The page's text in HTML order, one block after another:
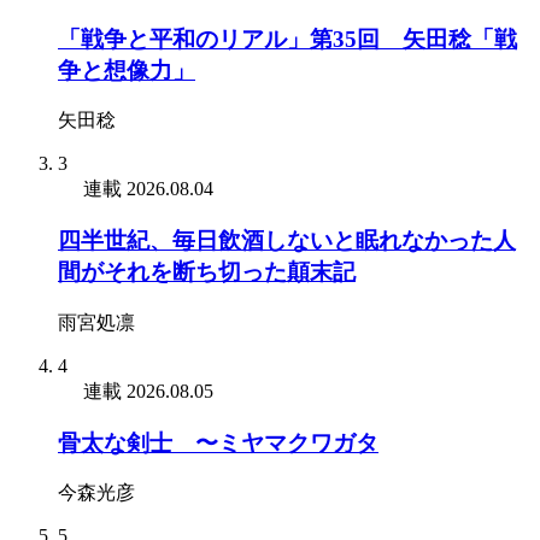
「戦争と平和のリアル」第35回 矢田稔「戦
争と想像力」
矢田稔
3
連載 2026.08.04
四半世紀、毎日飲酒しないと眠れなかった人
間がそれを断ち切った顛末記
雨宮処凛
4
連載 2026.08.05
骨太な剣士 〜ミヤマクワガタ
今森光彦